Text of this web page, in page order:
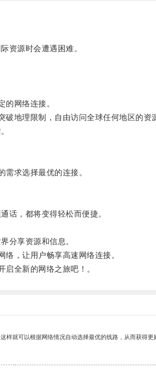
资源时会遭遇困难。
网络连接。
地理限制，自由访问全球任何地区的资
求选择最优的连接。
，都将变得轻松而便捷。
分享资源和信息。
，让用户畅享高速网络连接。
全新的网络之旅吧！。
样就可以根据网络情况自动选择最优的线路，从而获得更